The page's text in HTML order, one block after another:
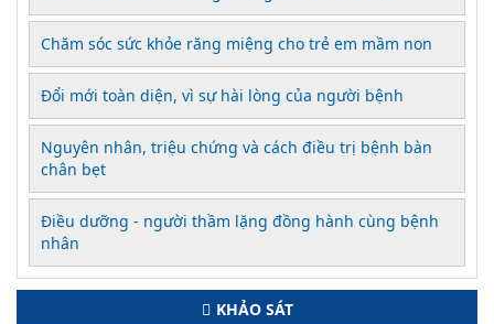
Chăm sóc sức khỏe răng miệng cho trẻ em mầm non
Đổi mới toàn diện, vì sự hài lòng của người bệnh
Nguyên nhân, triệu chứng và cách điều trị bệnh bàn
chân bẹt
Điều dưỡng - người thầm lặng đồng hành cùng bệnh
nhân
KHẢO SÁT